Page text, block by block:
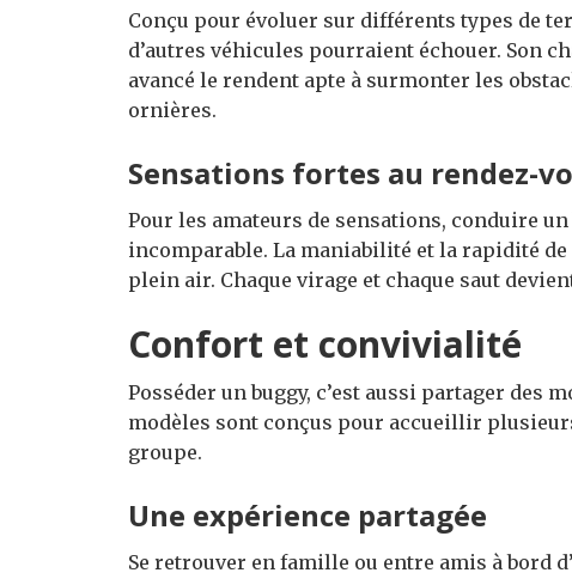
Conçu pour évoluer sur différents types de
d’autres véhicules pourraient échouer. Son
avancé le rendent apte à surmonter les
ornières.
Sensations fortes au rendez-
Pour les amateurs de sensations, conduire
incomparable. La maniabilité et la rapidité
plein air. Chaque virage et chaque saut
Confort et convivialité
Posséder un buggy, c’est aussi partager des
modèles sont conçus pour accueillir
groupe.
Une expérience partagée
Se retrouver en famille ou entre amis à bord